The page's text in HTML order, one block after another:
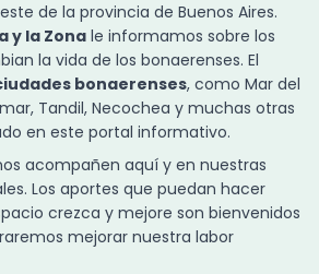
de la provincia de Buenos Aires.
y la Zona le informamos sobre los
la vida de los bonaerenses. El
bonaerenses, como Mar del
Tandil, Necochea y muchas otras
en este portal informativo.
acompañen aquí y en nuestras
Los aportes que puedan hacer
crezca y mejore son bienvenidos
mejorar nuestra labor